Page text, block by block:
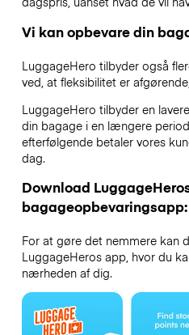
Vi kan opbevare din
LuggageHero tilbyder også
ved, at fleksibilitet er
LuggageHero tilbyder en
din bagage i en længere
efterfølgende betaler vores
dag.
Download
bagageopbevaringsapp:
For at gøre det nemmere kan
LuggageHeros app, hvor du
nærheden af dig.